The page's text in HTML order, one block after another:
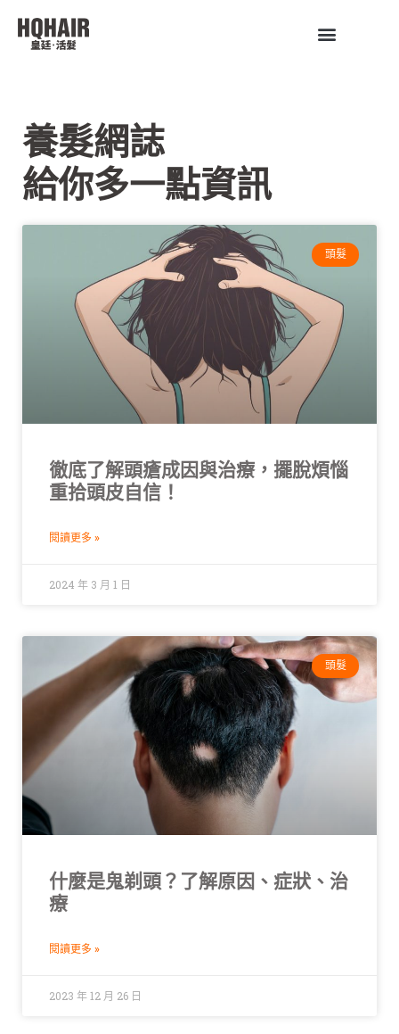
養髮網誌
給你多一點資訊
頭髮
徹底了解頭瘡成因與治療，擺脫煩惱
重拾頭皮自信！
閱讀更多 »
2024 年 3 月 1 日
頭髮
什麼是鬼剃頭？了解原因、症狀、治
療
閱讀更多 »
2023 年 12 月 26 日